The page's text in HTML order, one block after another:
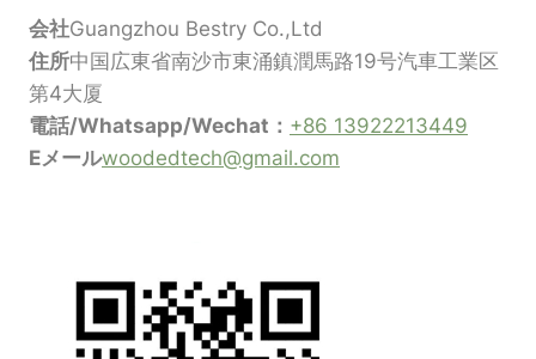
会社Guangzhou Bestry Co.,Ltd
住所中国広東省南沙市東涌鎮潤馬路19号汽車工業区
第4大厦
電話/Whatsapp/Wechat： +86 13922213449
Eメールwoodedtech@gmail.com